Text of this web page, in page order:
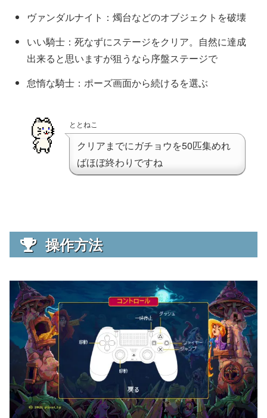
ヴァンダルナイト：燭台などのオブジェクトを破壊
いい騎士：死なずにステージをクリア。自然に達成
出来ると思いますが狙うなら序盤ステージで
怠惰な騎士：ポーズ画面から続けるを選ぶ
ととねこ
クリアまでにガチョウを50匹集めれ
ばほぼ終わりですね
操作方法